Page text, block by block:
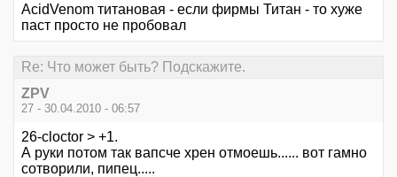
AcidVenom титановая - если фирмы Титан - то хуже
паст просто не пробовал
Re: Что может быть? Подскажите.
ZPV
27 - 30.04.2010 - 06:57
26-cloctor > +1.
А руки потом так вапсче хрен отмоешь...... вот гамно
сотворили, пипец.....